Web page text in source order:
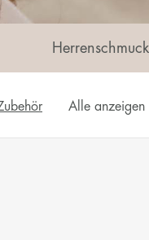
Herrenschmuck
Alle anzeigen